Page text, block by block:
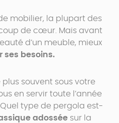
mobilier, la plupart des
de cœur. Mais avant
d’un meuble, mieux
ses besoins.
plus souvent sous votre
en servir toute l’année
type de pergola est-
adossée sur la